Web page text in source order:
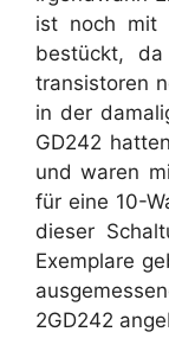
ist noch mit
bestückt,
transistoren
in der
GD242
und waren
für eine 10-
dieser
Exemplare
2GD242